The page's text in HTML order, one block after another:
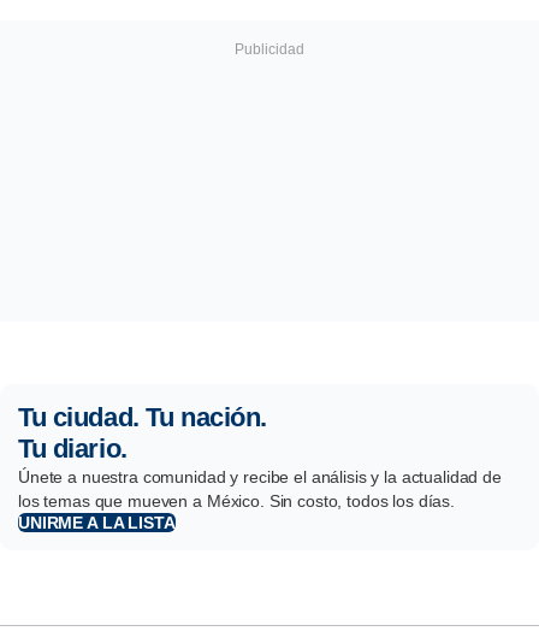
Tu ciudad. Tu nación.
Tu diario.
Únete a nuestra comunidad y recibe el análisis y la actualidad de
los temas que mueven a México. Sin costo, todos los días.
UNIRME A LA LISTA